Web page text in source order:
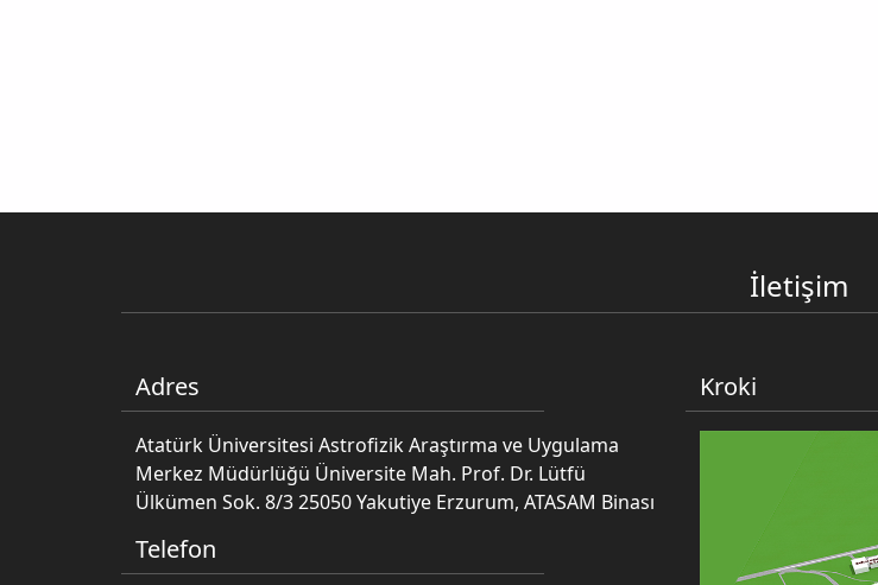
İletişim
Adres
Atatürk Üniversitesi Astrofizik Araştırma ve Uygulama
Merkez Müdürlüğü Üniversite Mah. Prof. Dr. Lütfü
Ülkümen Sok. 8/3 25050 Yakutiye Erzurum, ATASAM Binası
Telefon
Kroki